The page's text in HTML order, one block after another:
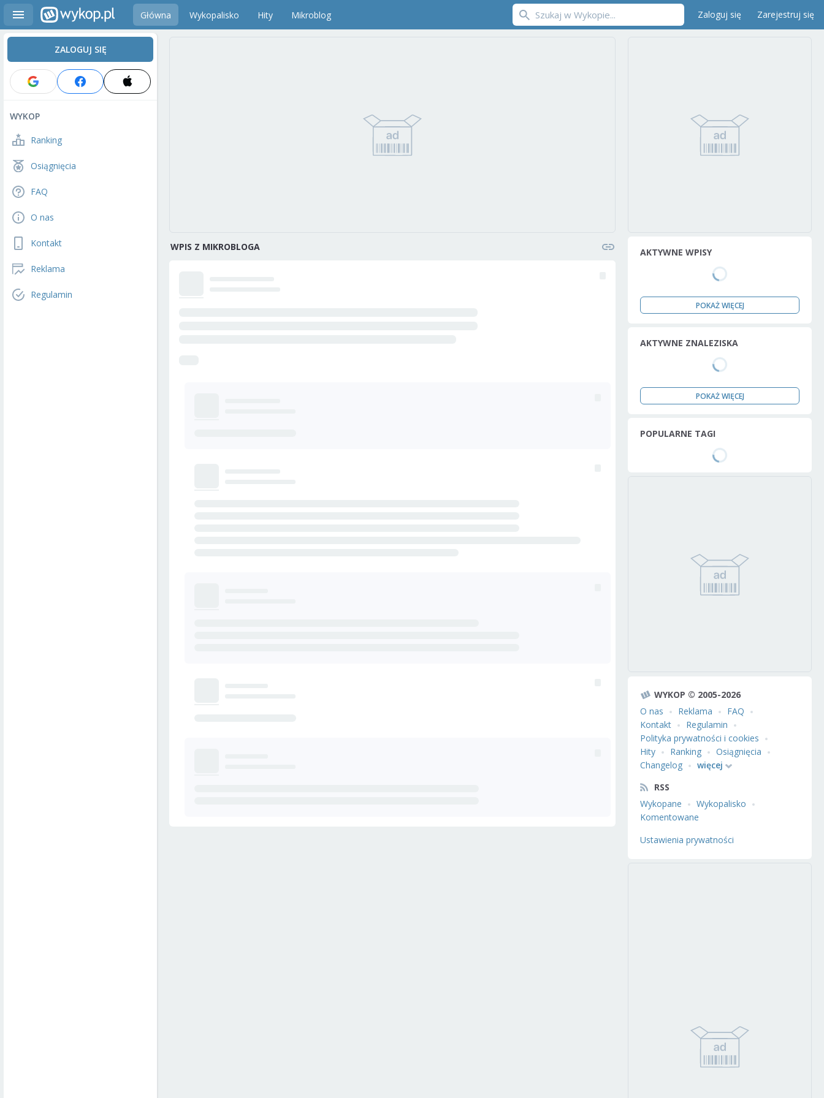
Główna Wykopalisko Hity Mikroblog Zaloguj się Zarejestruj się
ZALOGUJ SIĘ
WYKOP
Ranking
Osiągnięcia
FAQ
O nas
Kontakt
Reklama
Regulamin
WPIS Z MIKROBLOGA AKTYWNE WPISY
POKAŻ WIĘCEJ
AKTYWNE ZNALEZISKA
POKAŻ WIĘCEJ
POPULARNE TAGI
WYKOP © 2005-2026
O nas
Reklama
FAQ
Kontakt
Regulamin
Polityka prywatności i cookies
Hity
Ranking
Osiągnięcia
Changelog
więcej
RSS
Wykopane
Wykopalisko
Komentowane
Ustawienia prywatności